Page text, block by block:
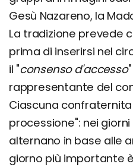
Gesù Nazareno, la
La tradizione prevede
prima di inserirsi nel
il "consenso d'accesso
rappresentante del
Ciascuna
processione": nei
alternano in base alle
giorno più importante